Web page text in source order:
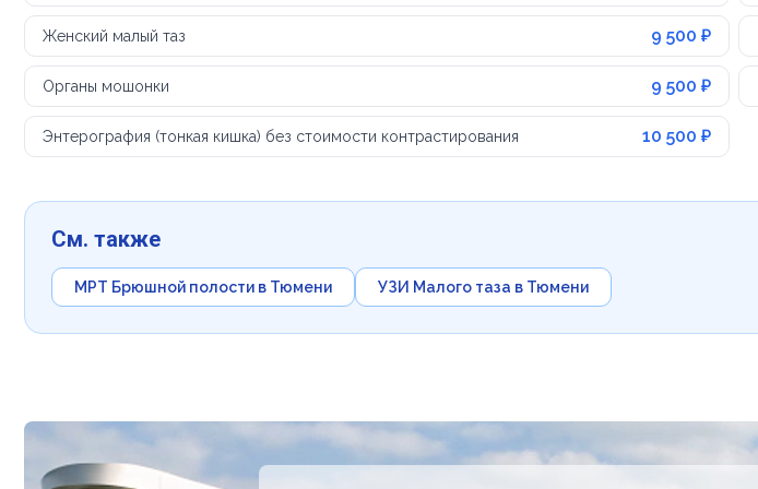
Женский малый таз 9 500 ₽
Органы мошонки 9 500 ₽
Энтерография (тонкая кишка) без стоимости контрастирования 10 500 ₽
См. также
МРТ Брюшной полости в Тюмени УЗИ Малого таза в Тюмени